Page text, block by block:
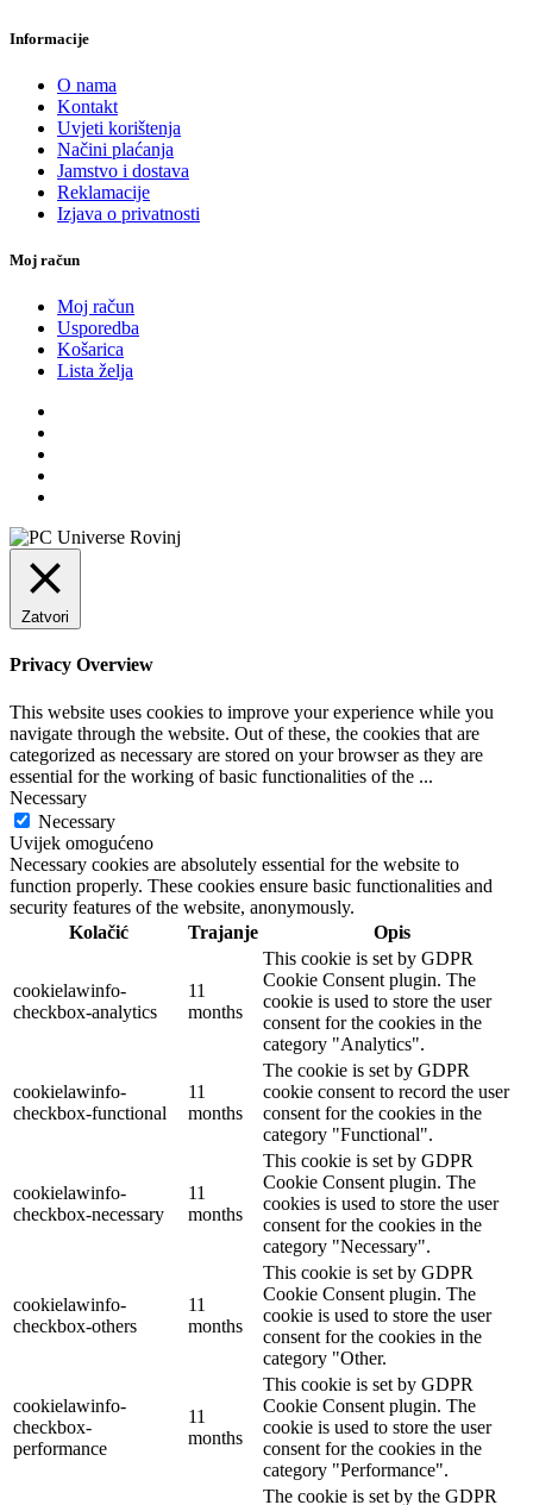
Informacije
O nama
Kontakt
Uvjeti korištenja
Načini plaćanja
Jamstvo i dostava
Reklamacije
Izjava o privatnosti
Moj račun
Moj račun
Usporedba
Košarica
Lista želja
Zatvori
Privacy Overview
This website uses cookies to improve your experience while you
navigate through the website. Out of these, the cookies that are
categorized as necessary are stored on your browser as they are
essential for the working of basic functionalities of the ...
Necessary
Necessary
Uvijek omogućeno
Necessary cookies are absolutely essential for the website to
function properly. These cookies ensure basic functionalities and
security features of the website, anonymously.
Kolačić
Trajanje Opis
cookielawinfo-
checkbox-analytics
11
months
This cookie is set by GDPR
Cookie Consent plugin. The
cookie is used to store the user
consent for the cookies in the
category "Analytics".
cookielawinfo-
checkbox-functional
11
months
The cookie is set by GDPR
cookie consent to record the user
consent for the cookies in the
category "Functional".
cookielawinfo-
checkbox-necessary
11
months
This cookie is set by GDPR
Cookie Consent plugin. The
cookies is used to store the user
consent for the cookies in the
category "Necessary".
cookielawinfo-
checkbox-others
11
months
This cookie is set by GDPR
Cookie Consent plugin. The
cookie is used to store the user
consent for the cookies in the
category "Other.
cookielawinfo-
checkbox-
performance
11
months
This cookie is set by GDPR
Cookie Consent plugin. The
cookie is used to store the user
consent for the cookies in the
category "Performance".
The cookie is set by the GDPR